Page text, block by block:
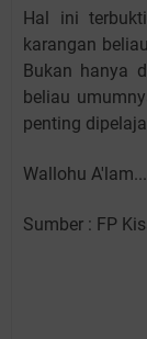
Hal ini
karangan
Bukan hanya
beliau
penting
Wallohu A'lam...
Sumber : FP